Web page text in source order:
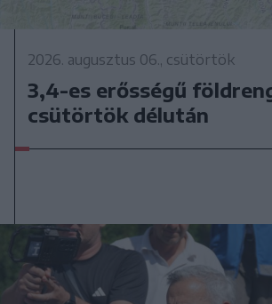
2026. augusztus 06., csütörtök
3,4-es erősségű
csütörtök délután